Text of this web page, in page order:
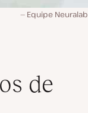
Equipe Neuralab
de